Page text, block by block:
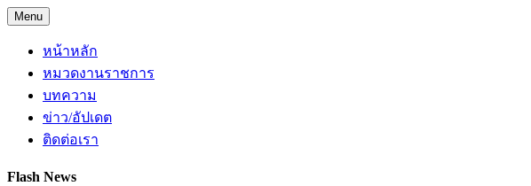
Skip
to
content
Menu
หน้าหลัก
หมวดงานราชการ
บทความ
ข่าว/อัปเดต
ติดต่อเรา
Flash News